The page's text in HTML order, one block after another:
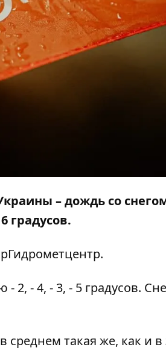
– дождь со
градусов.
.
2, - 4, - 3, - 5 градусов.
среднем такая же, как и